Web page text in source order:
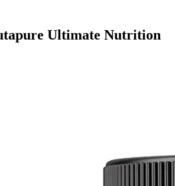
Ultimate Nutrition